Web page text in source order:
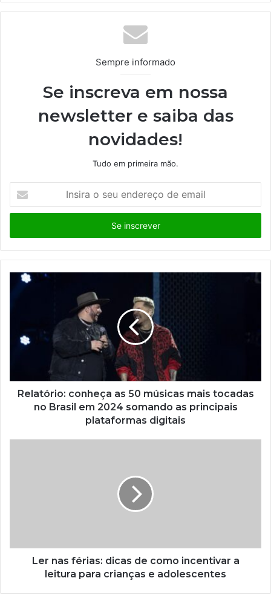
te
Sempre informado
Se inscreva em nossa
newsletter e saiba das
novidades!
Tudo em primeira mão.
s
r
a
e
Relatório: conheça as 50 músicas mais tocadas
no Brasil em 2024 somando as principais
plataformas digitais
Ler nas férias: dicas de como incentivar a
leitura para crianças e adolescentes